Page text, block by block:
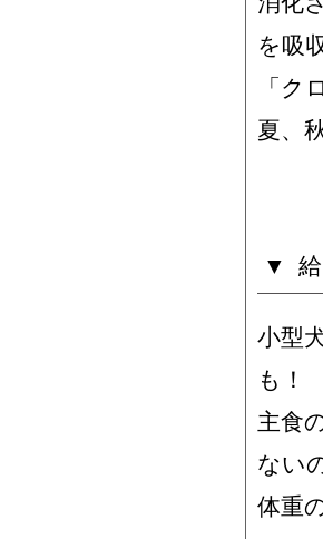
を吸
「
夏、
小型
も！
主食
ない
体重